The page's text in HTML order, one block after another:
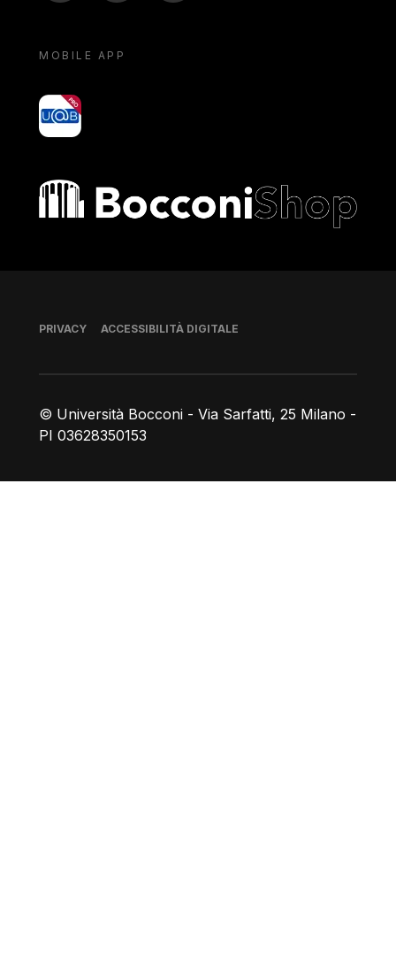
MOBILE APP
yoU@B
Bocconi shop
© Università Bocconi - Via Sarfatti, 25 Milano -
PI 03628350153
Piè di pagina
PRIVACY ACCESSIBILITÀ DIGITALE